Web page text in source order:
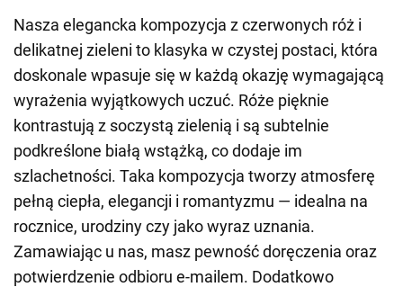
Nasza elegancka kompozycja z czerwonych róż i
delikatnej zieleni to klasyka w czystej postaci, która
doskonale wpasuje się w każdą okazję wymagającą
wyrażenia wyjątkowych uczuć. Róże pięknie
kontrastują z soczystą zielenią i są subtelnie
podkreślone białą wstążką, co dodaje im
szlachetności. Taka kompozycja tworzy atmosferę
pełną ciepła, elegancji i romantyzmu — idealna na
rocznice, urodziny czy jako wyraz uznania.
Zamawiając u nas, masz pewność doręczenia oraz
potwierdzenie odbioru e-mailem. Dodatkowo